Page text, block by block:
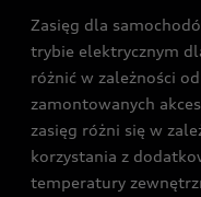
Zasięg dla
trybie elektrycznym
różnić w zależności
zamontowanych
zasięg różni się w
korzystania z
temperatury